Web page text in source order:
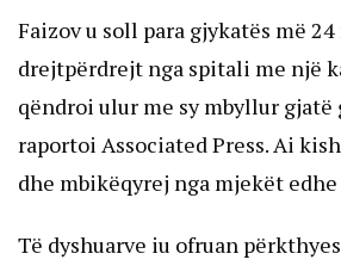
Faizov u soll para gjykatës më 24
drejtpërdrejt nga spitali me një
qëndroi ulur me sy mbyllur gjatë
raportoi Associated Press. Ai
dhe mbikëqyrej nga mjekët
Të dyshuarve iu ofruan